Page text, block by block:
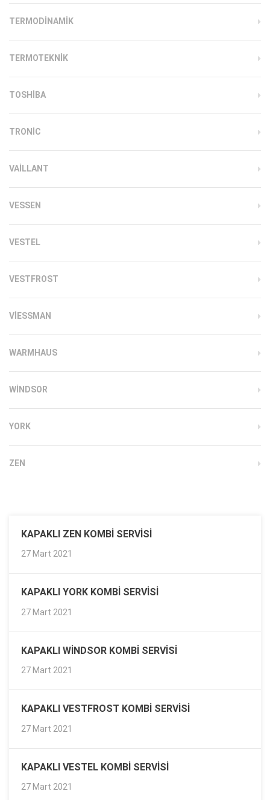
TERMODINAMIK
TERMOTEKNIK
TOSHIBA
TRONIC
VAILLANT
VESSEN
VESTEL
VESTFROST
VIESSMAN
WARMHAUS
WINDSOR
YORK
ZEN
KAPAKLI ZEN KOMBI SERVISI
27 Mart 2021
KAPAKLI YORK KOMBI SERVISI
27 Mart 2021
KAPAKLI WINDSOR KOMBI SERVISI
27 Mart 2021
KAPAKLI VESTFROST KOMBI SERVISI
27 Mart 2021
KAPAKLI VESTEL KOMBI SERVISI
27 Mart 2021